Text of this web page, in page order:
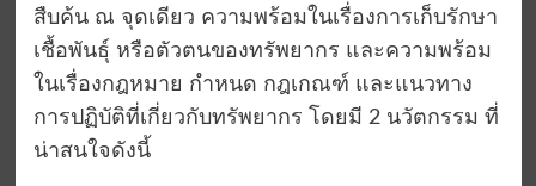
สืบค้น ณ จุดเดียว ความพร้อมในเรื่องการเก็บรักษา
เชื้อพันธุ์ หรือตัวตนของทรัพยากร และความพร้อม
ในเรื่องกฎหมาย กําหนด กฎเกณฑ์ และแนวทาง
การปฏิบัติที่เกี่ยวกับทรัพยากร โดยมี 2 นวัตกรรม ที่
น่าสนใจดังนี้